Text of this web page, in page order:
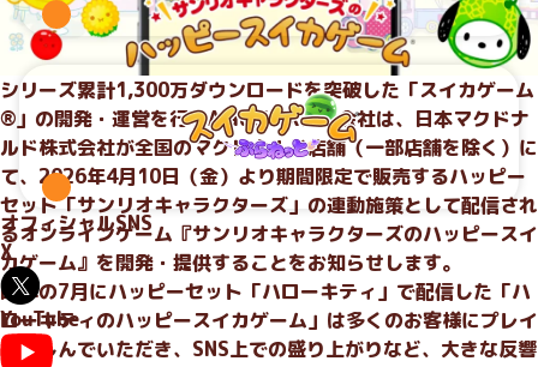
オフィシャルSNS
X
YouTube
シリーズ累計1,300万ダウンロードを突破した「スイカゲーム
®」の開発・運営を行うAladdin X株式会社は、日本マクドナ
ルド株式会社が全国のマクドナルド店舗（一部店舗を除く）に
て、2026年4月10日（金）より期間限定で販売するハッピー
セット「サンリオキャラクターズ」の連動施策として配信され
るオンラインゲーム『サンリオキャラクターズのハッピースイ
カゲーム』を開発・提供することをお知らせします。
昨年の7月にハッピーセット「ハローキティ」で配信した「ハ
ローキティのハッピースイカゲーム」は多くのお客様にプレイ
を楽しんでいただき、SNS上での盛り上がりなど、大きな反響